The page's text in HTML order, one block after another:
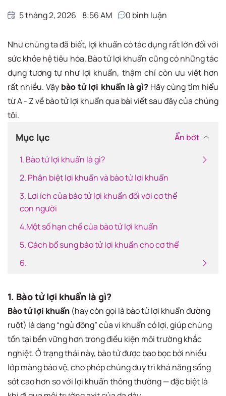
5 tháng 2, 2026 8:56 AM 0 bình luận
Như chúng ta đã biết, lợi khuẩn có tác dụng rất lớn đối với
sức khỏe hệ tiêu hóa. Bào tử lợi khuẩn cũng có những tác
dụng tương tự như lợi khuẩn, thậm chí còn ưu việt hơn
rất nhiều. Vậy bào tử lợi khuẩn là gì?Hãy cùng tìm hiểu
từ A - Z về bào tử lợi khuẩn qua bài viết sau đây của chúng
tôi.
Mục lục
Ẩn bớt
1. Bào tử lợi khuẩn là gì?
2. Phân biệt lợi khuẩn và bào tử lợi khuẩn
3. Lợi ích của bào tử lợi khuẩn đối với cơ thể
con người
4.Một số hạn chế của bào tử lợi khuẩn
5. Cách bổ sung bào tử lợi khuẩn cho cơ thể
6.
1. Bào tử lợi khuẩn là gì?
Bào tử lợi khuẩn (hay còn gọi là bào tử lợi khuẩn đường
ruột) là dạng “ngủ đông” của vi khuẩn có lợi, giúp chúng
tồn tại bền vững hơn trong điều kiện môi trường khắc
nghiệt. Ở trạng thái này, bào tử được bao bọc bởi nhiều
lớp màng bảo vệ, cho phép chúng duy trì khả năng sống
sót cao hơn so với lợi khuẩn thông thường — đặc biệt là